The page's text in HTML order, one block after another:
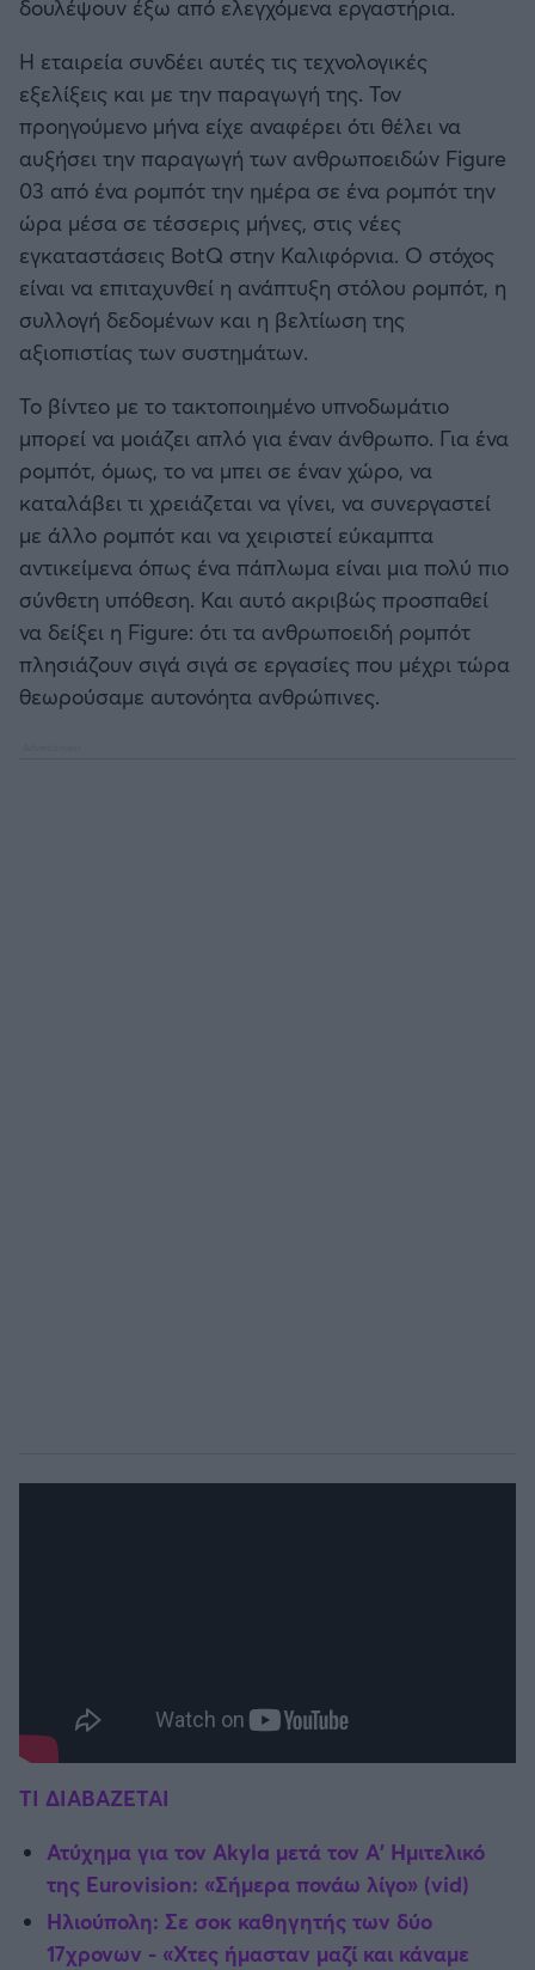
δουλέψουν έξω από ελεγχόμενα εργαστήρια.
Η εταιρεία συνδέει αυτές τις τεχνολογικές
εξελίξεις και με την παραγωγή της. Τον
προηγούμενο μήνα είχε αναφέρει ότι θέλει να
αυξήσει την παραγωγή των ανθρωποειδών Figure
03 από ένα ρομπότ την ημέρα σε ένα ρομπότ την
ώρα μέσα σε τέσσερις μήνες, στις νέες
εγκαταστάσεις BotQ στην Καλιφόρνια. Ο στόχος
είναι να επιταχυνθεί η ανάπτυξη στόλου ρομπότ, η
συλλογή δεδομένων και η βελτίωση της
αξιοπιστίας των συστημάτων.
Το βίντεο με το τακτοποιημένο υπνοδωμάτιο
μπορεί να μοιάζει απλό για έναν άνθρωπο. Για ένα
ρομπότ, όμως, το να μπει σε έναν χώρο, να
καταλάβει τι χρειάζεται να γίνει, να συνεργαστεί
με άλλο ρομπότ και να χειριστεί εύκαμπτα
αντικείμενα όπως ένα πάπλωμα είναι μια πολύ πιο
σύνθετη υπόθεση. Και αυτό ακριβώς προσπαθεί
να δείξει η Figure: ότι τα ανθρωποειδή ρομπότ
πλησιάζουν σιγά σιγά σε εργασίες που μέχρι τώρα
θεωρούσαμε αυτονόητα ανθρώπινες.
TI ΔΙΑΒΑΖΕΤΑΙ
Ατύχημα για τον Akyla μετά τον Α' Ημιτελικό
της Eurovision: «Σήμερα πονάω λίγο» (vid)
Ηλιούπολη: Σε σοκ καθηγητής των δύο
17χρονων - «Χτες ήμασταν μαζί και κάναμε